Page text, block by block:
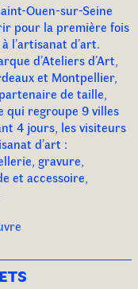
Ouen-sur-Seine
pour la première fois
l’artisanat d’art.
d’Ateliers d’Art,
et Montpellier,
de taille,
qui regroupe 9 villes
4 jours, les visiteurs
d’art :
gravure,
et accessoire,